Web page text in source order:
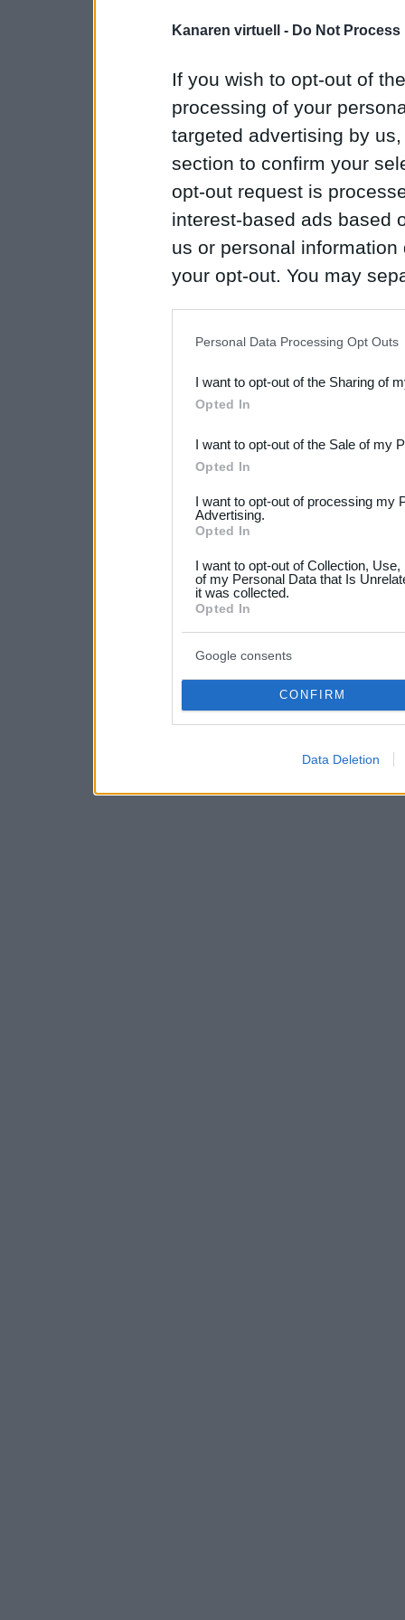
Kanaren virtuell - Do Not
If you wish to opt-out of
processing of your
targeted advertising by
section to confirm your
opt-out request is
interest-based ads based
us or personal
your opt-out. You may
Downstream Participants
third parties.
Please note that this
not limited to your visit or
grant or deny consent to
your data for below
consent section.
Personal Data Processing Opt Outs
I want to opt-out of the Sharing of
Opted In
I want to opt-out of the Sale of my
Opted In
I want to opt-out of processing my
Advertising.
Opted In
I want to opt-out of Collection,
of my Personal Data that Is
it was collected.
Opted In
Google consents
CONFIRM
Data Deletion